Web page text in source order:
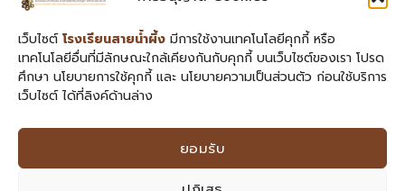
เว็บไซต์โรงเรียนสายน้ำผึ้ง มีการใช้งานเทคโนโลยีคุกกี้ หรือ
เทคโนโลยีอื่นที่มีลักษณะใกล้เคียงกันกับคุกกี้ บนเว็บไซต์ของเรา โปรด
ศึกษา นโยบายการใช้คุกกี้ และ นโยบายความเป็นส่วนตัว ก่อนใช้บริการ
เว็บไซต์ ได้ที่ลิงค์ด้านล่าง
ยอมรับ
สายด่วนผู้บริหาร
📞สำนักอำนวยการ: 02-258-2234 ต่อ 128
📞กลุ่มบริหารวิชาการ : 02-258-2234 ต่อ 145
📞กลุ่มบริหารงบประมาณ
📞กลุ่มบริหารงานบุคคล: 02-258-2234 ต่อ 138
: 02-258-2234 ต่อ 116